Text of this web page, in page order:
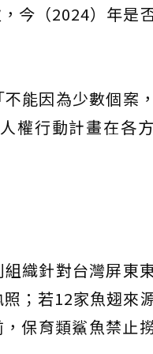
今（2024）年是
能因為少數個案
權行動計畫在各
織針對台灣屏東
；若12家魚翅來
保育類鯊魚禁止